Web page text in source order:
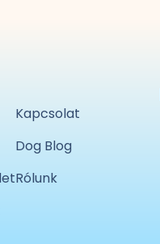
Kapcsolat
Dog Blog
Rólunk